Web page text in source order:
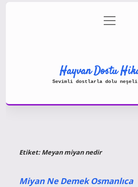
Gizlilik menüyü
aç
Hayvan Dostu
Sevimli dostlarla dolu
Etiket:Meyan miyan nedir
Miyan Ne Demek Osmanlıca